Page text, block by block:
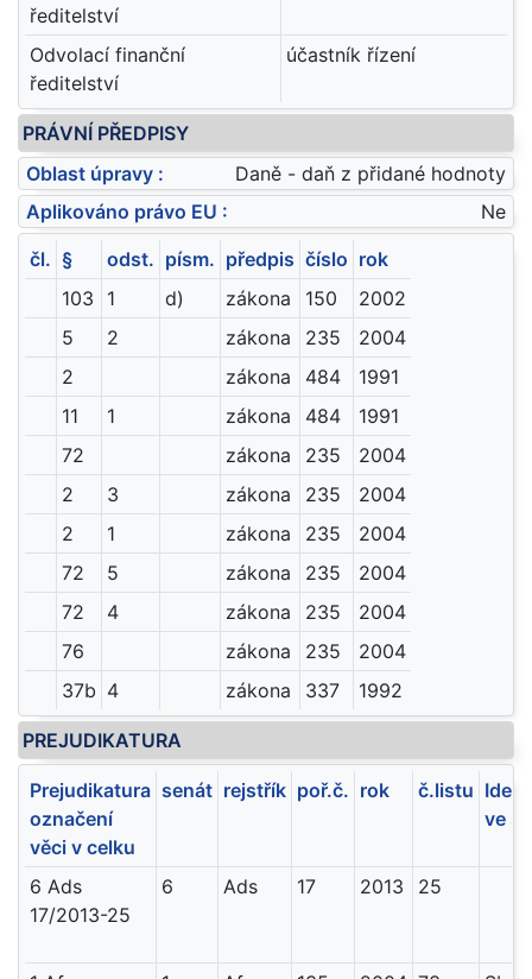
ředitelství
Odvolací finanční
ředitelství
účastník řízení
PRÁVNÍ PŘEDPISY
Oblast úpravy :
Daně - daň z přidané hodnoty
Aplikováno právo EU :
Ne
čl. § odst. písm. předpis číslo rok
103
1 d) zákona 150
2002
5
2 zákona 235
2004
2
zákona 484
1991
11
1 zákona 484
1991
72
zákona 235
2004
2
3 zákona 235
2004
2
1 zákona 235
2004
72
5 zákona 235
2004
72
4 zákona 235
2004
76
zákona 235
2004
37b 4 zákona 337 1992
PREJUDIKATURA
Prejudikatura
označení
věci v celku
senát rejstřík poř.č. rok č.listu
ve
6 Ads
17/2013-25
6 Ads 17 2013 25